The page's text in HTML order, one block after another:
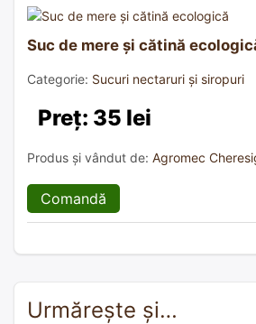
Suc de mere și cătină
Categorie: Sucuri nectaruri și siropuri
Preț: 35 lei
Produs și vândut de: Agromec
Comandă
Urmărește și…